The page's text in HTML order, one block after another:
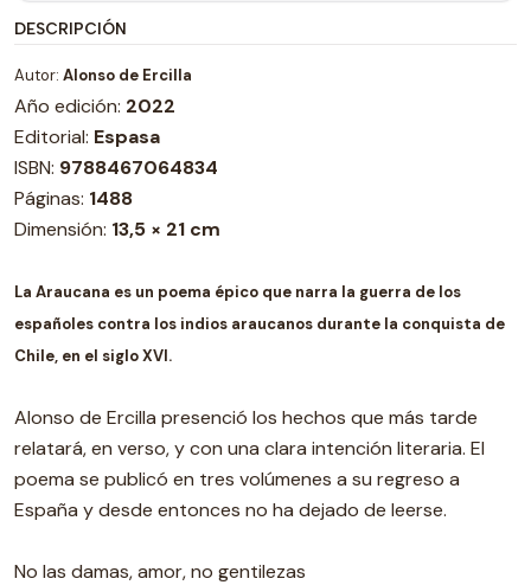
DESCRIPCIÓN
Autor: Alonso de Ercilla
Año edición: 2022
Editorial: Espasa
ISBN: 9788467064834
Páginas: 1488
Dimensión: 13,5 × 21 cm
La Araucana es un poema épico que narra la guerra de los
españoles contra los indios araucanos durante la conquista de
Chile, en el siglo XVI.
Alonso de Ercilla presenció los hechos que más tarde
relatará, en verso, y con una clara intención literaria. El
poema se publicó en tres volúmenes a su regreso a
España y desde entonces no ha dejado de leerse.
No las damas, amor, no gentilezas